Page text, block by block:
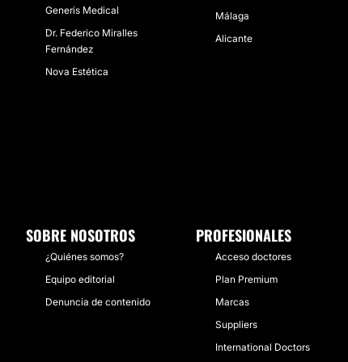
Generis Medical
Dr. Federico Miralles
Fernández
Nova Estética
Málaga
Alicante
SOBRE NOSOTROS
¿Quiénes somos?
Equipo editorial
Denuncia de contenido
PROFESIONALES
Acceso doctores
Plan Premium
Marcas
Suppliers
International Doctors